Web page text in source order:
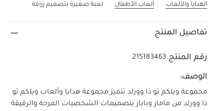
الهدايا والألعاب ألعاب الأطفال لعبة صغيرة بتصميم زرافة
تفاصيل المنتج
رقم المنتج 215183463
الوصف:
مجموعة ويلكم تو ذا وورلد تتميز مجموعة هدايا وألعاب ويلكم تو
ذا وورلد من ماماز وباباز بتصميمات الشخصيات المرحة والرقيقة